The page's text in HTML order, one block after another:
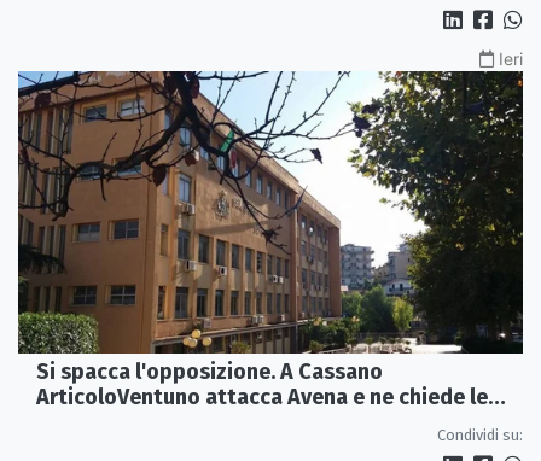
Ieri
Si spacca l'opposizione. A Cassano
ArticoloVentuno attacca Avena e ne chiede le
Condividi su: